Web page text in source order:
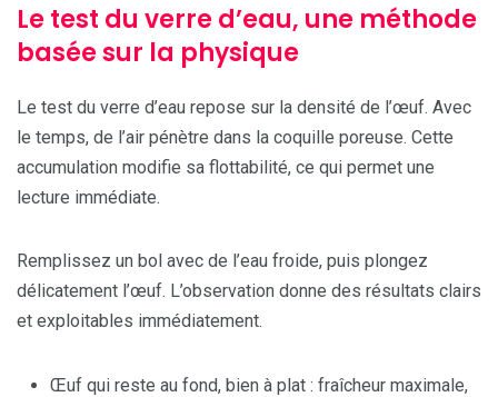
Le test du verre d’eau, une méthode
basée sur la physique
Le test du verre d’eau repose sur la densité de l’œuf. Avec
le temps, de l’air pénètre dans la coquille poreuse. Cette
accumulation modifie sa flottabilité, ce qui permet une
lecture immédiate.
Remplissez un bol avec de l’eau froide, puis plongez
délicatement l’œuf. L’observation donne des résultats clairs
et exploitables immédiatement.
Œuf qui reste au fond, bien à plat : fraîcheur maximale,